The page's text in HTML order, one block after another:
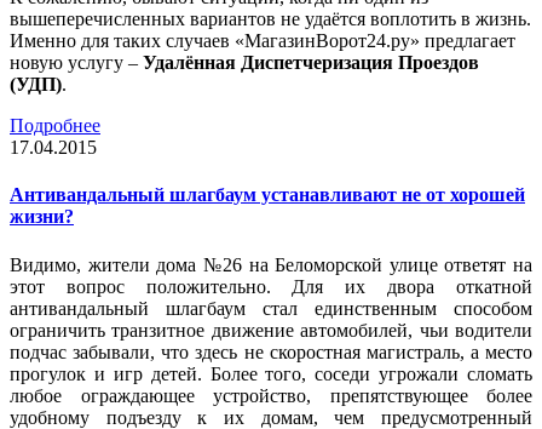
вышеперечисленных вариантов не удаётся воплотить в жизнь.
Именно для таких случаев «МагазинВорот24.ру» предлагает
новую услугу – Удалённая Диспетчеризация Проездов
(УДП).
Подробнее
17.04.2015
Антивандальный шлагбаум устанавливают не от хорошей
жизни?
Видимо, жители дома №26 на Беломорской улице ответят на
этот вопрос положительно. Для их двора откатной
антивандальный шлагбаум стал единственным способом
ограничить транзитное движение автомобилей, чьи водители
подчас забывали, что здесь не скоростная магистраль, а место
прогулок и игр детей. Более того, соседи угрожали сломать
любое ограждающее устройство, препятствующее более
удобному подъезду к их домам, чем предусмотренный